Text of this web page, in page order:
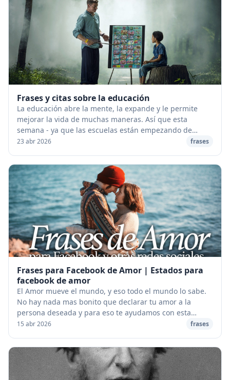
Frases y citas sobre la educación
La educación abre la mente, la expande y le permite
mejorar la vida de muchas maneras. Así que esta
semana - ya que las escuelas están empezando de
nuevo - me gustaría compartir las citas más motivado...
23 abr 2026 frases
Frases para Facebook de Amor | Estados para
facebook de amor
El Amor mueve el mundo, y eso todo el mundo lo sabe.
No hay nada mas bonito que declarar tu amor a la
persona deseada y para eso te ayudamos con esta
recopilacion de más de 1200 frases para facebook d...
15 abr 2026 frases